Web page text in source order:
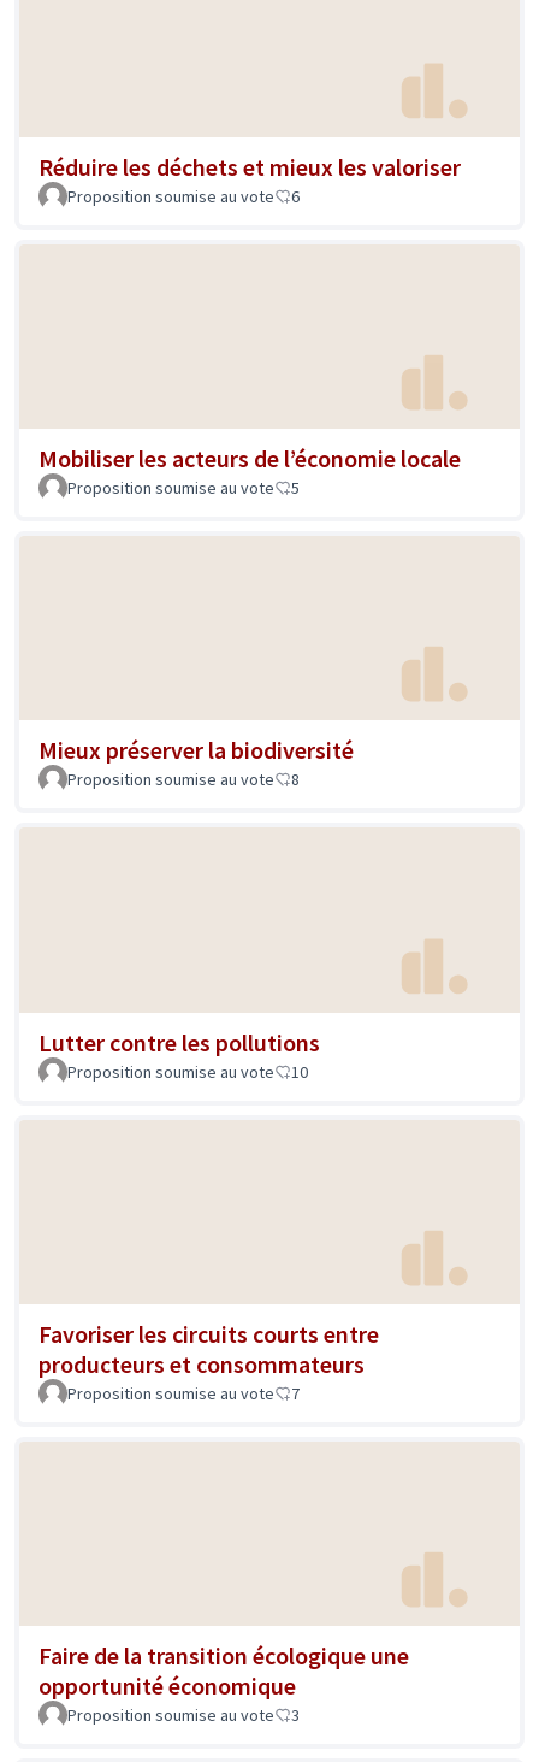
Réduire les déchets et mieux les valoriser
Proposition soumise au vote 6
Mobiliser les acteurs de l’économie locale
Proposition soumise au vote 5
Mieux préserver la biodiversité
Proposition soumise au vote 8
Lutter contre les pollutions
Proposition soumise au vote 10
Favoriser les circuits courts entre
producteurs et consommateurs
Proposition soumise au vote 7
Faire de la transition écologique une
opportunité économique
Proposition soumise au vote 3